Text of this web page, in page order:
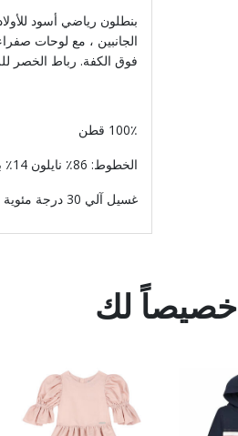
الجانبين ، مع لوحات
فوق الكفة. رباط الخصر
100٪ قطن
الخطوط: 86٪ نايلون 14٪ بولي يوريثين
غسيل آلي 30 درجة مئوية
خصيصاً لك